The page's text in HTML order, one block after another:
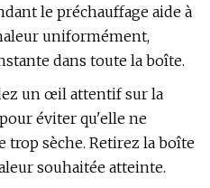
le préchauffage aide à
uniformément,
dans toute la boîte.
un œil attentif sur la
éviter qu'elle ne
trop sèche. Retirez la boîte
souhaitée atteinte.